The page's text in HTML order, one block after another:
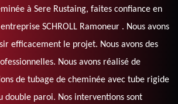
à Sere Rustaing, faites confiance en
SCHROLL Ramoneur . Nous avons
efficacement le projet. Nous avons des
Nous avons réalisé de
de tubage de cheminée avec tube rigide
double paroi. Nos interventions sont